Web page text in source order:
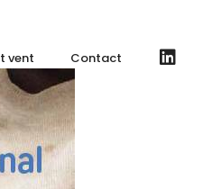
vent Contact